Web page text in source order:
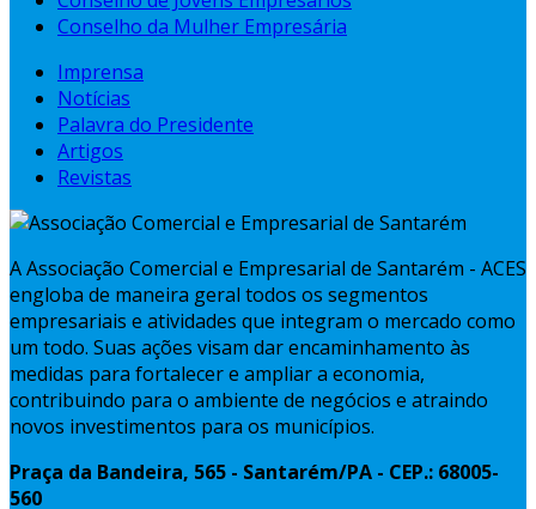
Conselho da Mulher Empresária
Imprensa
Notícias
Palavra do Presidente
Artigos
Revistas
A Associação Comercial e Empresarial de Santarém - ACES
engloba de maneira geral todos os segmentos
empresariais e atividades que integram o mercado como
um todo. Suas ações visam dar encaminhamento às
medidas para fortalecer e ampliar a economia,
contribuindo para o ambiente de negócios e atraindo
novos investimentos para os municípios.
Praça da Bandeira, 565 - Santarém/PA - CEP.: 68005-
560